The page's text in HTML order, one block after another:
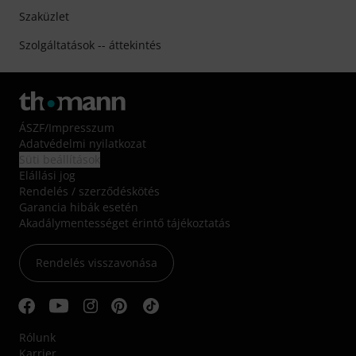
Szaküzlet
Szolgáltatások -- áttekintés
ÁSZF/Impresszum
Adatvédelmi nyilatkozat
Elállási jog
Rendelés / szerződéskötés
Garancia hibák esetén
Akadálymentességet érintő tájékoztatás
Rendelés visszavonása
Rólunk